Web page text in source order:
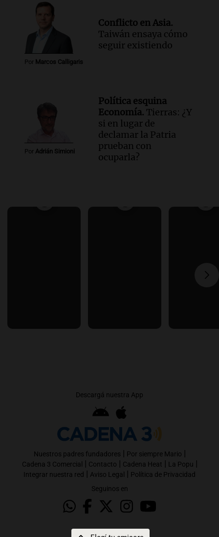
Por Marcos Calligaris
Conflicto en Asia.
Taiwán ensaya cómo
seguir existiendo
Por Adrián Simioni
Política esquina
Economía. Tierras: ¿Y
si en lugar de
declamar la Patria
prueban con
ocuparla?
Descargá nuestra App
Nuestros padres fundadores | Por siempre Mario |
Cadena 3 Comercial | Contacto | Cadena Heat | La Popu |
Integrar nuestra red | Aviso Legal | Política de Privacidad
Seguinos en